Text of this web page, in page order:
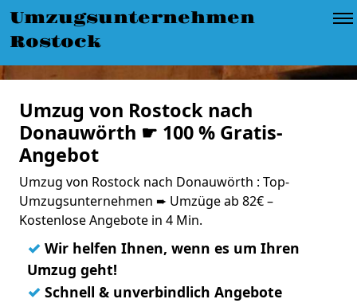
Umzugsunternehmen
Rostock
Umzug von Rostock nach
Donauwörth ☛ 100 % Gratis-
Angebot
Umzug von Rostock nach Donauwörth : Top-
Umzugsunternehmen ➨ Umzüge ab 82€ –
Kostenlose Angebote in 4 Min.
✓ Wir helfen Ihnen, wenn es um Ihren
Umzug geht!
✓ Schnell & unverbindlich Angebote